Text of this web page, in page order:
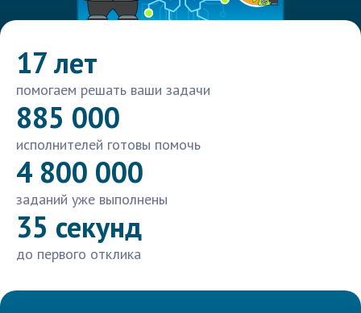
17 лет
помогаем решать ваши задачи
885 000
исполнителей готовы помочь
4 800 000
заданий уже выполнены
35 секунд
до первого отклика